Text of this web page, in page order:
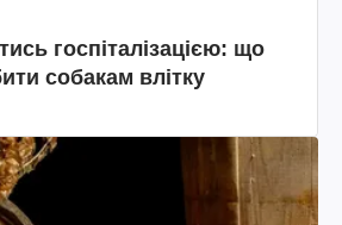
госпіталізацією: що
собакам влітку